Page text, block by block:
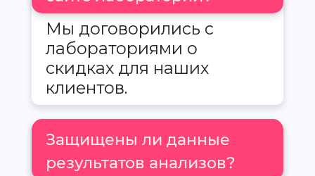
Мы договорились с
лабораториями о
скидках для наших
клиентов.
Защищены ли данные
результатов анализов?